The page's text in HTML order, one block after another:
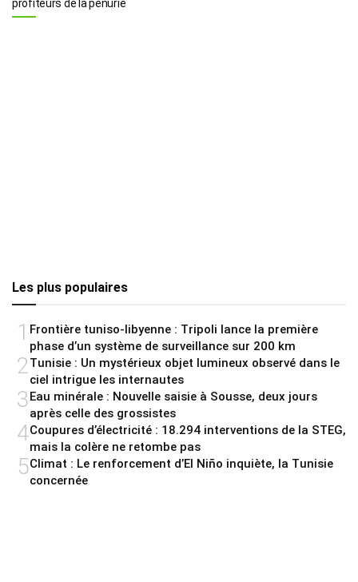
profiteurs de la pénurie
Les plus populaires
1 Frontière tuniso-libyenne : Tripoli lance la première
phase d’un système de surveillance sur 200 km
2Tunisie : Un mystérieux objet lumineux observé dans le
ciel intrigue les internautes
3Eau minérale : Nouvelle saisie à Sousse, deux jours
après celle des grossistes
4Coupures d’électricité : 18.294 interventions de la STEG,
mais la colère ne retombe pas
5Climat : Le renforcement d’El Niño inquiète, la Tunisie
concernée